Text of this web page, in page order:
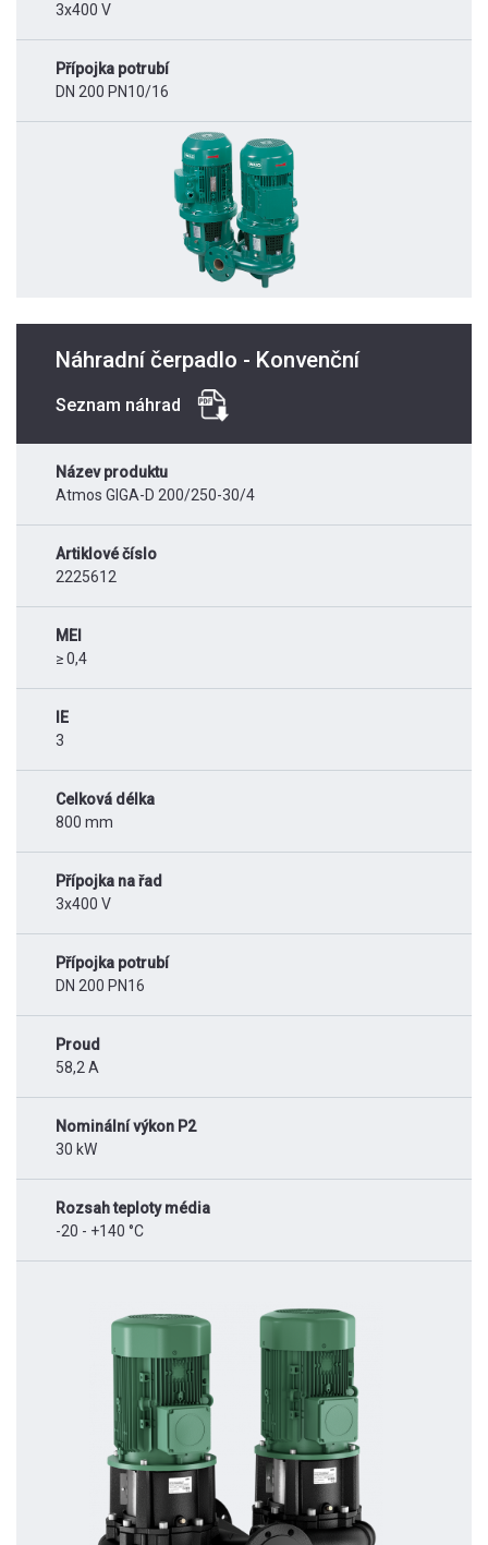
3x400 V
Přípojka potrubí
DN 200 PN10/16
Náhradní čerpadlo - Konvenční
Seznam náhrad
Název produktu
Atmos GIGA-D 200/250-30/4
Artiklové číslo
2225612
MEI
≥ 0,4
IE
3
Celková délka
800 mm
Přípojka na řad
3x400 V
Přípojka potrubí
DN 200 PN16
Proud
58,2 A
Nominální výkon P2
30 kW
Rozsah teploty média
-20 - +140 °C